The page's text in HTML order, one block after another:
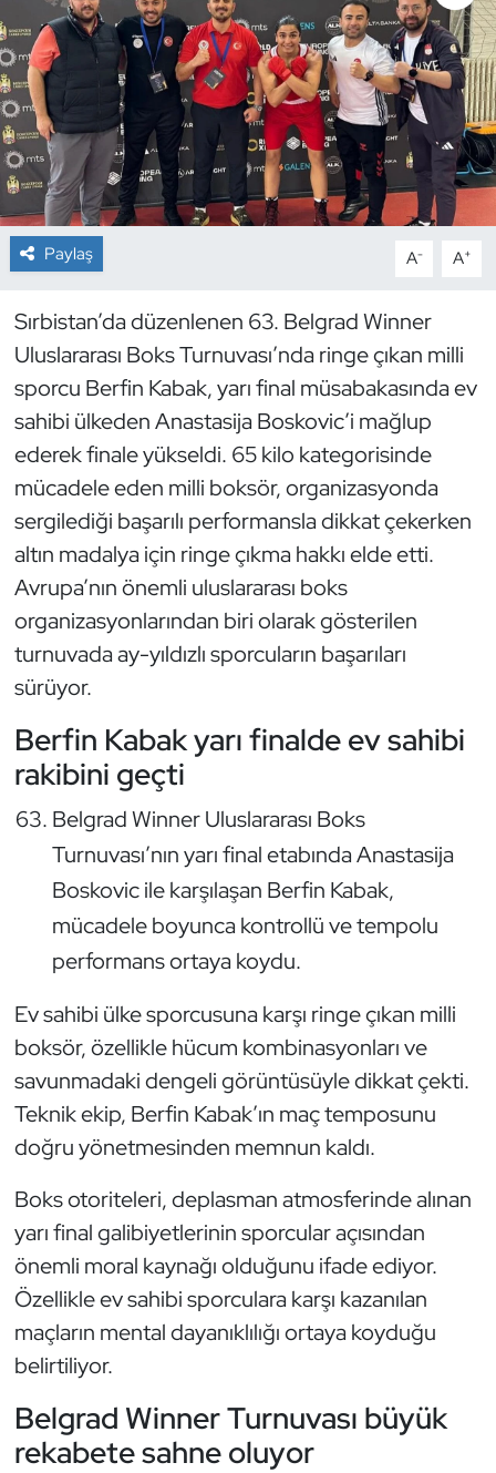
Paylaş A- A+
Sırbistan’da düzenlenen 63. Belgrad Winner
Uluslararası Boks Turnuvası’nda ringe çıkan milli
sporcu Berfin Kabak, yarı final müsabakasında ev
sahibi ülkeden Anastasija Boskovic’i mağlup
ederek finale yükseldi. 65 kilo kategorisinde
mücadele eden milli boksör, organizasyonda
sergilediği başarılı performansla dikkat çekerken
altın madalya için ringe çıkma hakkı elde etti.
Avrupa’nın önemli uluslararası boks
organizasyonlarından biri olarak gösterilen
turnuvada ay-yıldızlı sporcuların başarıları
sürüyor.
Berfin Kabak yarı finalde ev sahibi
rakibini geçti
Belgrad Winner Uluslararası Boks
Turnuvası’nın yarı final etabında Anastasija
Boskovic ile karşılaşan Berfin Kabak,
mücadele boyunca kontrollü ve tempolu
performans ortaya koydu.
Ev sahibi ülke sporcusuna karşı ringe çıkan milli
boksör, özellikle hücum kombinasyonları ve
savunmadaki dengeli görüntüsüyle dikkat çekti.
Teknik ekip, Berfin Kabak’ın maç temposunu
doğru yönetmesinden memnun kaldı.
Boks otoriteleri, deplasman atmosferinde alınan
yarı final galibiyetlerinin sporcular açısından
önemli moral kaynağı olduğunu ifade ediyor.
Özellikle ev sahibi sporculara karşı kazanılan
maçların mental dayanıklılığı ortaya koyduğu
belirtiliyor.
Belgrad Winner Turnuvası büyük
rekabete sahne oluyor
Buz Pateni
Çim Hokeyi
Cimnastik
Curling
Dağcılık
Dans Sporları
Dövüş Sanatı
E-Spor
Eskrim
Futbol
Futsal
Genel
Golf
Güreş
Halter
Hava Sporları
Hentbol
İşitme Engelli Sporcular
Judo ve Kuraş
Kano ve Rafting
Kayak
Kempo
Kick Boks
Kürek
Masa Tenisi